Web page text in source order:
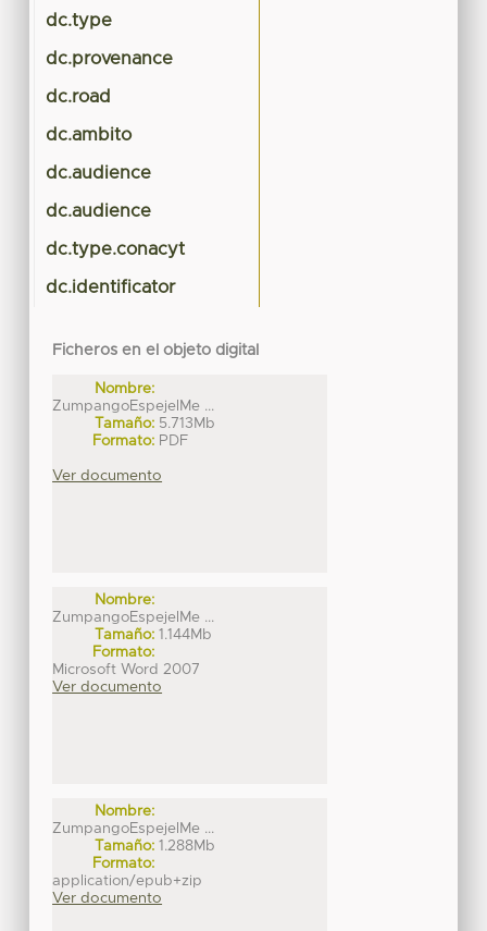
dc.type
dc.provenance
dc.road
dc.ambito
dc.audience
dc.audience
dc.type.conacyt
dc.identificator
Ficheros en el objeto digital
Nombre:
ZumpangoEspejelMe ...
Tamaño: 5.713Mb
Formato: PDF
Ver documento
Nombre:
ZumpangoEspejelMe ...
Tamaño: 1.144Mb
Formato:
Microsoft Word 2007
Ver documento
Nombre:
ZumpangoEspejelMe ...
Tamaño: 1.288Mb
Formato:
application/epub+zip
Ver documento